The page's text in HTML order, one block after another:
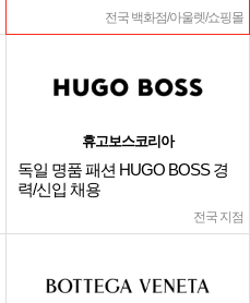
전국 백화점/아울렛/쇼핑몰
휴고보스코리아
독일 명품 패션 HUGO BOSS 경
력/신입 채용
전국 지점